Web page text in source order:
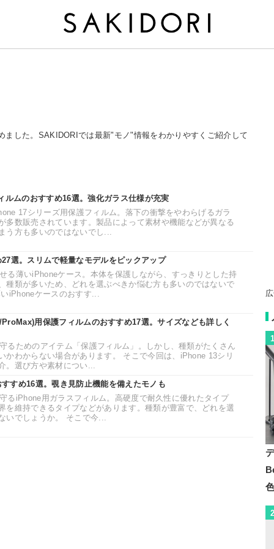
した。SAKIDORIでは最新"モノ"情報をわかりやすくご紹介して
ムのおすすめ16選。強化ガラス仕様が充実
17シリーズ用保護フィルム。落下の衝撃をやわらげるガラ
多数販売されています。製品によって素材や機能などが異なる
う方も多いのではないでし...
選。スリムで軽量なモデルをピックアップ
る薄いiPhoneケース。本体を保護しながら、すっきりとした持
種類が多いため、どれを選ぶべきか悩む方も多いのではないで
iPhoneケースのおすす...
用保護フィルムのおすすめ17選。サイズなども詳しく
るためのアイテム「保護フィルム」。しかし、種類がたくさん
かわからない場合があります。 そこで今回は、iPhone 13シリ
。選び方や素材につい...
すめ16選。覗き見防止機能を備えたモノも
るiPhone用ガラスフィルム。高硬度で耐久性に優れたタイプ
を維持できるタイプなどがあります。種類が豊富で、どれを選
いでしょうか。 そこで今...